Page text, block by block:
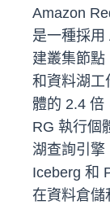
Amazon
是一種採用
建叢集節
和資料湖工
體的 2.4 倍
RG 執行個
湖查詢引擎
Iceberg 和
在資料倉儲